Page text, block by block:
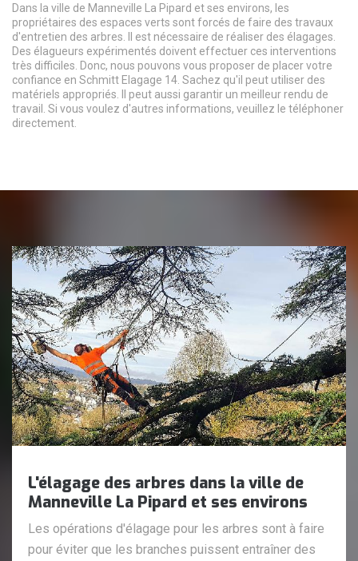
Dans la ville de Manneville La Pipard et ses environs, les
propriétaires des espaces verts sont forcés de faire des travaux
d'entretien des arbres. Il est nécessaire de réaliser des élagages.
Des élagueurs expérimentés doivent effectuer ces interventions
très difficiles. Donc, nous pouvons vous proposer de placer votre
confiance en Schmitt Elagage 14. Sachez qu'il peut utiliser des
matériels appropriés. Il peut aussi garantir un meilleur rendu de
travail. Si vous voulez d'autres informations, veuillez le téléphoner
directement.
L'élagage des arbres dans la ville de
Manneville La Pipard et ses environs
Les opérations d'élagage pour les arbres sont à faire
pour éviter que les branches puissent entraîner des